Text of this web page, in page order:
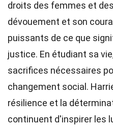
droits des femmes et
dévouement et son
puissants de ce que
justice. En étudiant sa
sacrifices nécessaires
changement social.
résilience et la
continuent d'inspirer les